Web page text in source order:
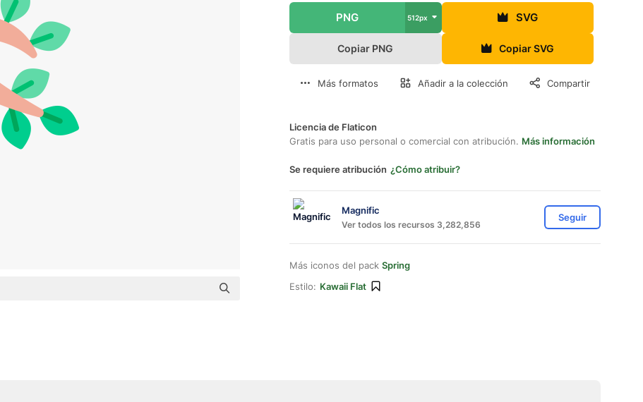
PNG 512px SVG
Copiar PNG Copiar SVG
Más formatos Añadir a la colección Compartir
Licencia de Flaticon
Gratis para uso personal o comercial con atribución. Más información
Se requiere atribución ¿Cómo atribuir?
Magnific
Ver todos los recursos 3,282,856
Seguir
Más iconos del pack Spring
Estilo: Kawaii Flat